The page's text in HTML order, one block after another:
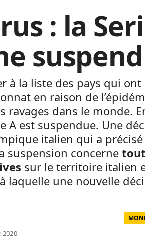
: la
à la liste des pays qui ont
en raison de
ravages dans le monde.
A est suspendue. Une
italien qui a
suspension concerne
sur le territoire italien
laquelle une nouvelle
2020